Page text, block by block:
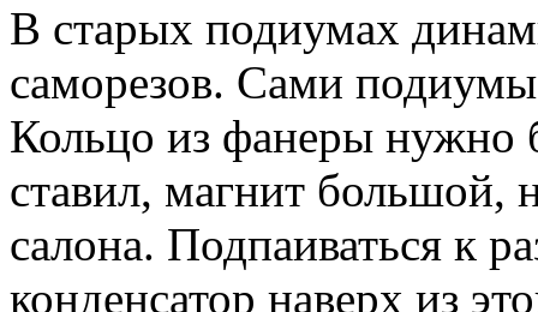
В старых подиумах
саморезов. Сами
Кольцо из фанеры нужно
ставил, магнит большой,
салона. Подпаиваться к
конденсатор наверх из